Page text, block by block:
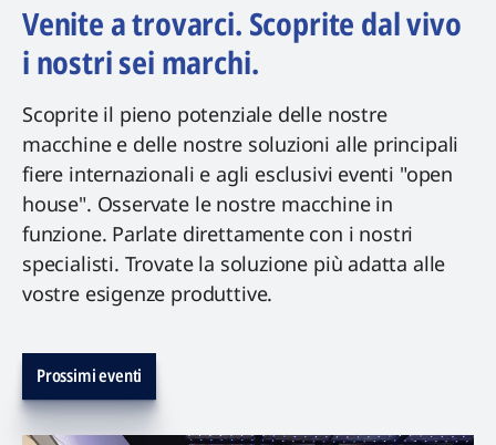
Venite a trovarci. Scoprite dal vivo
i nostri sei marchi.
Scoprite il pieno potenziale delle nostre
macchine e delle nostre soluzioni alle principali
fiere internazionali e agli esclusivi eventi "open
house". Osservate le nostre macchine in
funzione. Parlate direttamente con i nostri
specialisti. Trovate la soluzione più adatta alle
vostre esigenze produttive.
Prossimi eventi